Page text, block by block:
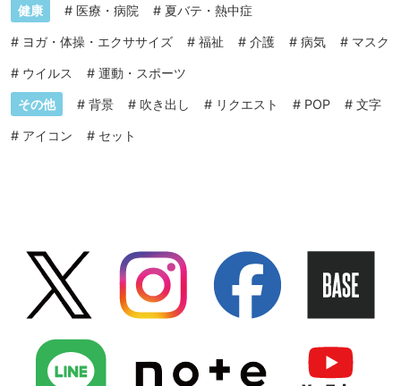
健康 # 医療・病院 # 夏バテ・熱中症
# ヨガ・体操・エクササイズ # 福祉 # 介護 # 病気 # マスク
# ウイルス # 運動・スポーツ
その他 # 背景 # 吹き出し # リクエスト # POP # 文字
# アイコン # セット